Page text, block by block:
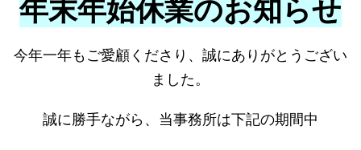
年末年始休業のお知らせ
今年一年もご愛顧くださり、誠にありがとうござい
ました。
誠に勝手ながら、当事務所は下記の期間中